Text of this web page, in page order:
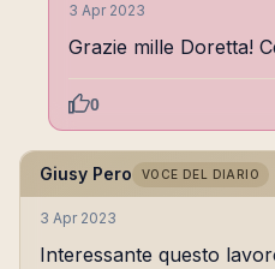
3 Apr 2023
Grazie mille Doretta!
0
Giusy Pero VOCE DEL DIARIO
3 Apr 2023
Interessante questo